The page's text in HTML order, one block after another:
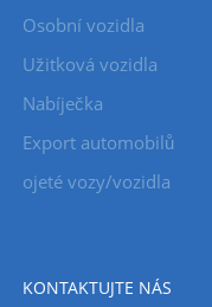
Osobní vozidla
Užitková vozidla
Nabíječka
Export automobilů
ojeté vozy/vozidla
KONTAKTUJTE NÁS